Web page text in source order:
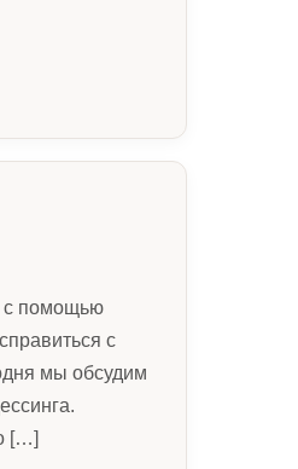
с помощью
с
мы обсудим
[…]